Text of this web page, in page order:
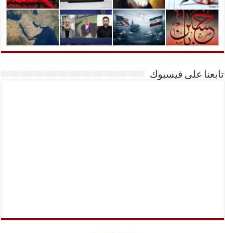
تابعنا على فيسبوك